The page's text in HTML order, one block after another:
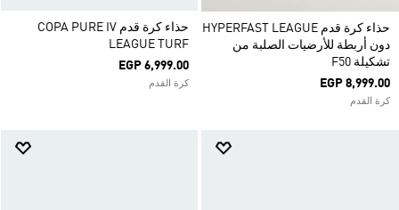
حذاء كرة قدم HYPERFAST LEAGUE
دون أربطة للأرضيات الصلبة من
تشكيلة F50
EGP 8,999.00
كرة القدم
حذاء كرة قدم COPA PURE IV
LEAGUE TURF
EGP 6,999.00
كرة القدم